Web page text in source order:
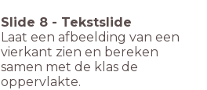
Slide 8 - Tekstslide
Laat een afbeelding van een
vierkant zien en bereken
samen met de klas de
oppervlakte.